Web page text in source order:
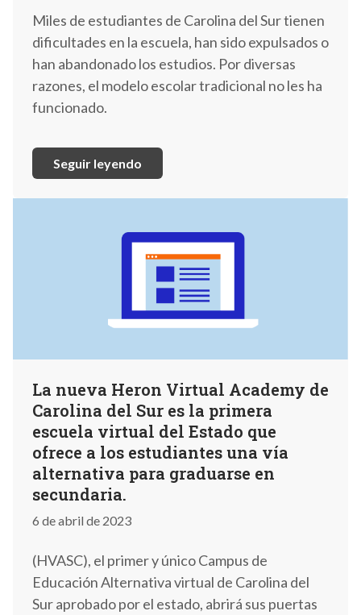
Miles de estudiantes de Carolina del Sur tienen
dificultades en la escuela, han sido expulsados o
han abandonado los estudios. Por diversas
razones, el modelo escolar tradicional no les ha
funcionado.
Seguir leyendo
La nueva Heron Virtual Academy de
Carolina del Sur es la primera
escuela virtual del Estado que
ofrece a los estudiantes una vía
alternativa para graduarse en
secundaria.
6 de abril de 2023
(HVASC), el primer y único Campus de
Educación Alternativa virtual de Carolina del
Sur aprobado por el estado, abrirá sus puertas